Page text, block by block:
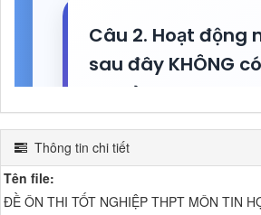
Thông tin chi tiết
Tên file:
ĐỀ ÔN THI TỐT NGHIỆP THPT MÔN TIN